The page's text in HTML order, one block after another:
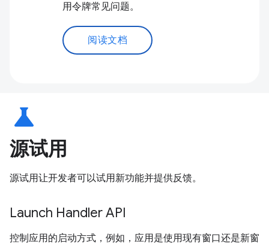
用令牌常见问题。
阅读文档
science
源试用
源试用让开发者可以试用新功能并提供反馈。
Launch Handler API
控制应用的启动方式，例如，应用是使用现有窗口还是新窗